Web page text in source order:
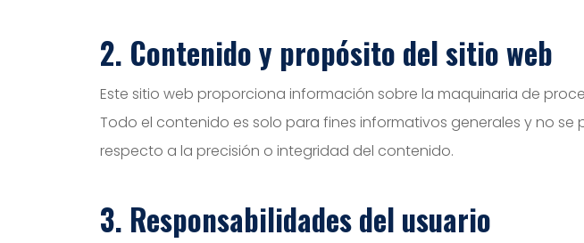
2. Contenido y propósito del sitio web
Este sitio web proporciona información sobre la maquinaria de
Todo el contenido es solo para fines informativos generales y no
respecto a la precisión o integridad del contenido.
3. Responsabilidades del usuario